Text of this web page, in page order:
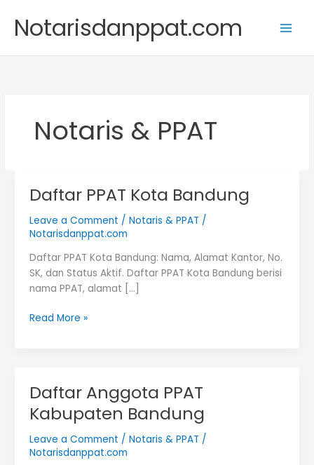
content
Notarisdanppat.com
Notaris & PPAT
Daftar PPAT Kota Bandung
Leave a Comment / Notaris & PPAT /
Notarisdanppat.com
Daftar PPAT Kota Bandung: Nama, Alamat Kantor, No.
SK, dan Status Aktif. Daftar PPAT Kota Bandung berisi
nama PPAT, alamat […]
Daftar
Read More »
Daftar Anggota PPAT
Kabupaten Bandung
Leave a Comment / Notaris & PPAT /
Notarisdanppat.com